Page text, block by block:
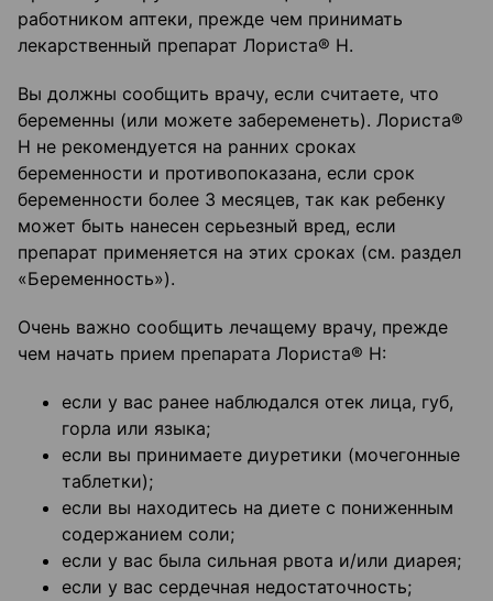
работником аптеки, прежде чем принимать
лекарственный препарат Лориста® Н.
Вы должны сообщить врачу, если считаете, что
беременны (или можете забеременеть). Лориста®
Н не рекомендуется на ранних сроках
беременности и противопоказана, если срок
беременности более 3 месяцев, так как ребенку
может быть нанесен серьезный вред, если
препарат применяется на этих сроках (см. раздел
«Беременность»).
Очень важно сообщить лечащему врачу, прежде
чем начать прием препарата Лориста® Н:
если у вас ранее наблюдался отек лица, губ,
горла или языка;
если вы принимаете диуретики (мочегонные
таблетки);
если вы находитесь на диете с пониженным
содержанием соли;
если у вас была сильная рвота и/или диарея;
если у вас сердечная недостаточность;